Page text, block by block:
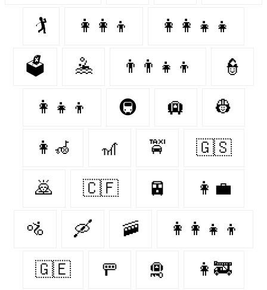
🏌️‍ 👩‍👩‍👦 👩‍👩‍👧‍👧
🗳 🤽‍ 👨‍👨‍👧‍👦 👮‍
👩‍👧‍👦 🚇 🛄 👷‍
👩‍🦽 🎢 🚖 🇬🇸
🙇‍ 🇨🇫 🚈 👩‍💼
🚵‍ 🛶 🚠 👩‍👩‍👧‍👦
🇬🇪 🚥 🛅 👩‍🚒